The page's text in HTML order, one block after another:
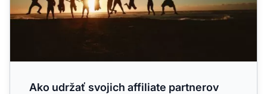
Ako udržať svojich affiliate partnerov